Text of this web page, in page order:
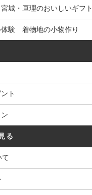
城・亘理のおいしいギフト
体験 着物地の小物作り
ト
る
て